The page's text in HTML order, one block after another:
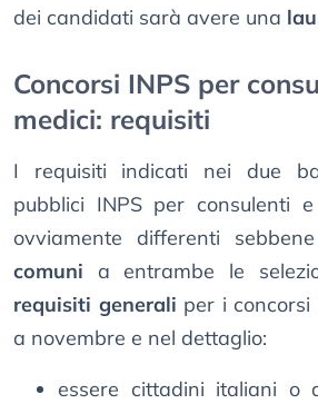
dei candidati sarà avere una
Concorsi INPS per
medici: requisiti
I requisiti indicati nei due
pubblici INPS per consulenti
ovviamente differenti
comuni a entrambe le
requisiti generali per i concorsi
a novembre e nel dettaglio:
essere cittadini italiani o